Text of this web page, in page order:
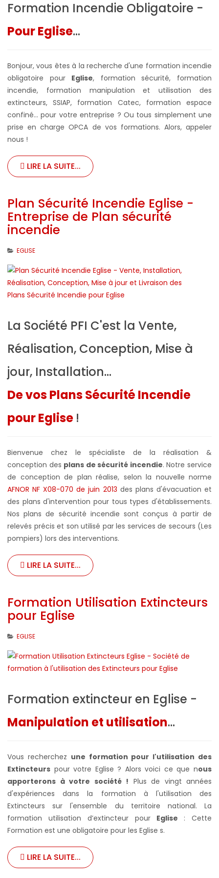
Formation Incendie Obligatoire -
Pour Eglise...
Bonjour, vous êtes à la recherche d'une formation incendie
obligatoire pour Eglise, formation sécurité, formation
incendie, formation manipulation et utilisation des
extincteurs, SSIAP, formation Catec, formation espace
confiné... pour votre entreprise ? Ou tous simplement une
prise en charge OPCA de vos formations. Alors, appeler
nous !
LIRE LA SUITE...
Plan Sécurité Incendie Eglise -
Entreprise de Plan sécurité
incendie
EGLISE
La Société PFI C'est la Vente,
Réalisation, Conception, Mise à
jour, Installation...
De vos Plans Sécurité Incendie
pour Eglise !
Bienvenue chez le spécialiste de la réalisation &
conception des plans de sécurité incendie. Notre service
de conception de plan réalise, selon la nouvelle norme
AFNOR NF X08-070 de juin 2013 des plans d'évacuation et
des plans d'intervention pour tous types d'établissements.
Nos plans de sécurité incendie sont conçus à partir de
relevés précis et son utilisé par les services de secours (Les
pompiers) lors des interventions.
LIRE LA SUITE...
Formation Utilisation Extincteurs
pour Eglise
EGLISE
Formation extincteur en Eglise -
Manipulation et utilisation...
Vous recherchez une formation pour l'utilisation des
Extincteurs pour votre Eglise ? Alors voici ce que nous
apporterons à votre société ! Plus de vingt années
d'expériences dans la formation à l'utilisation des
Extincteurs sur l'ensemble du territoire national. La
formation utilisation d’extincteur pour Eglise : Cette
Formation est une obligatoire pour les Eglise s.
LIRE LA SUITE...